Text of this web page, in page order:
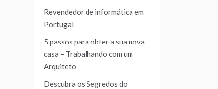
Revendedor de informática em
Portugal
5 passos para obter a sua nova
casa – Trabalhando com um
Arquiteto
Descubra os Segredos do